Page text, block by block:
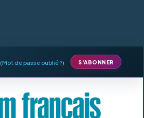
(Mot de passe oublié ?) S'ABONNER